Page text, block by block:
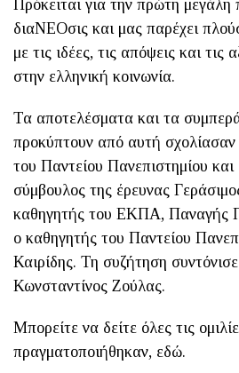
Πρόκειται για την πρώτη
διαΝΕΟσις και μας παρέχει
με τις ιδέες, τις απόψεις και τις
στην ελληνική κοινωνία.
Τα αποτελέσματα και τα
προκύπτουν από αυτή
του Παντείου Πανεπιστημίου και
σύμβουλος της έρευνας
καθηγητής του ΕΚΠΑ, Παναγής
ο καθηγητής του Παντείου
Καιρίδης. Τη συζήτηση
Κωνσταντίνος Ζούλας.
Μπορείτε να δείτε όλες τις
πραγματοποιήθηκαν, εδώ.